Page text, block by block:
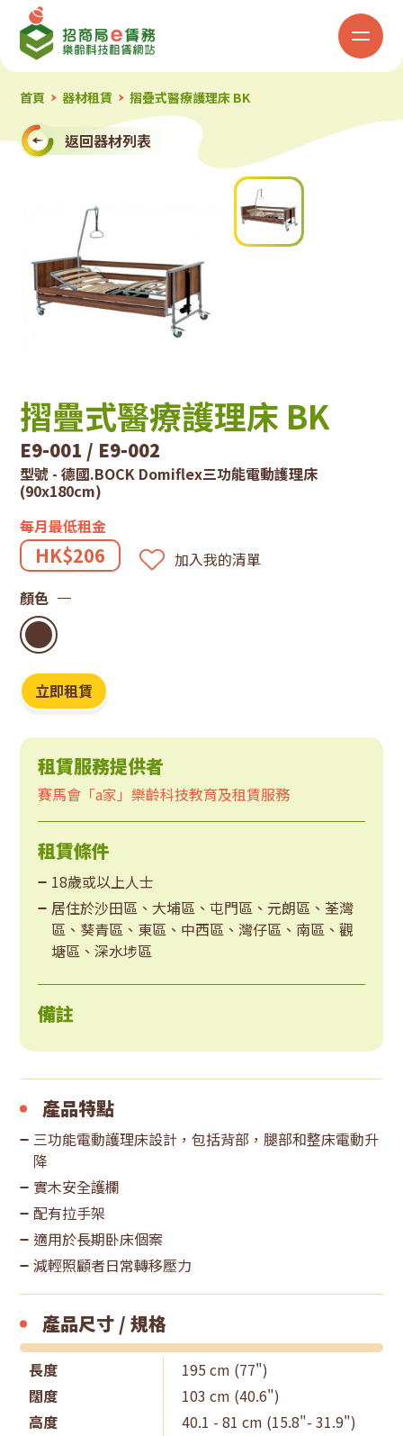
招
商
局
「e
樂
技
租
賃
系
統
首頁 器材租賃 摺疊式醫療護理床 BK
返回器材列表
摺疊式醫療護理床 BK
E9-001 / E9-002
型號 - 德國.BOCK Domiflex三功能電動護理床
(90x180cm)
每月最低租金
HK$206
加入我的清單
顏色
立即租賃
租賃服務提供者
賽馬會「a家」樂齡科技教育及租賃服務
租賃條件
18歲或以上人士
居住於沙田區、大埔區、屯門區、元朗區、荃灣
區、葵青區、東區、中西區、灣仔區、南區、觀
塘區、深水埗區
備註
產品特點
三功能電動護理床設計，包括背部，腿部和整床電動升
降
實木安全護欄
配有拉手架
適用於長期卧床個案
減輕照顧者日常轉移壓力
產品尺寸 / 規格
長度
195 cm (77")
闊度
103 cm (40.6")
高度
40.1 - 81 cm (15.8"- 31.9")